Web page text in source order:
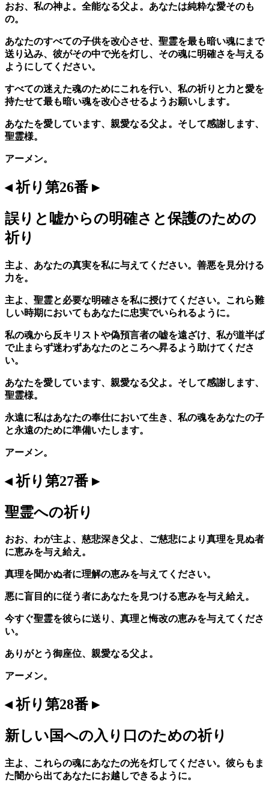
おお、私の神よ。全能なる父よ。あなたは純粋な愛そのも
の。
あなたのすべての子供を改心させ、聖霊を最も暗い魂にまで
送り込み、彼がその中で光を灯し、その魂に明確さを与える
ようにしてください。
すべての迷えた魂のためにこれを行い、私の祈りと力と愛を
持たせて最も暗い魂を改心させるようお願いします。
あなたを愛しています、親愛なる父よ。そして感謝します、
聖霊様。
アーメン。
◂ 祈り第26番 ▸
誤りと嘘からの明確さと保護のための
祈り
主よ、あなたの真実を私に与えてください。善悪を見分ける
力を。
主よ、聖霊と必要な明確さを私に授けてください。これら難
しい時期においてもあなたに忠実でいられるように。
私の魂から反キリストや偽預言者の嘘を遠ざけ、私が道半ば
で止まらず迷わずあなたのところへ昇るよう助けてくださ
い。
あなたを愛しています、親愛なる父よ。そして感謝します、
聖霊様。
永遠に私はあなたの奉仕において生き、私の魂をあなたの子
と永遠のために準備いたします。
アーメン。
◂ 祈り第27番 ▸
聖霊への祈り
おお、わが主よ、慈悲深き父よ、ご慈悲により真理を見ぬ者
に恵みを与え給え。
真理を聞かぬ者に理解の恵みを与えてください。
悪に盲目的に従う者にあなたを見つける恵みを与え給え。
今すぐ聖霊を彼らに送り、真理と悔改の恵みを与えてくださ
い。
ありがとう御座位、親愛なる父よ。
アーメン。
◂ 祈り第28番 ▸
新しい国への入り口のための祈り
主よ、これらの魂にあなたの光を灯してください。彼らもま
た闇から出てあなたにお越しできるように。